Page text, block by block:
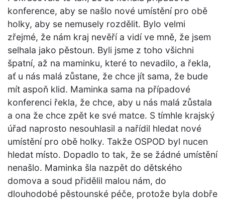
konference, aby se našlo nové umístění pro obě
holky, aby se nemusely rozdělit. Bylo velmi
zřejmé, že nám kraj nevěří a vidí ve mně, že jsem
selhala jako pěstoun. Byli jsme z toho všichni
špatní, až na maminku, které to nevadilo, a řekla,
ať u nás malá zůstane, že chce jít sama, že bude
mít aspoň klid. Maminka sama na případové
konferenci řekla, že chce, aby u nás malá zůstala
a ona že chce zpět ke své matce. S tímhle krajský
úřad naprosto nesouhlasil a nařídil hledat nové
umístění pro obě holky. Takže OSPOD byl nucen
hledat místo. Dopadlo to tak, že se žádné umístění
nenašlo. Maminka šla nazpět do dětského
domova a soud přidělil malou nám, do
dlouhodobé pěstounské péče, protože byla dobře